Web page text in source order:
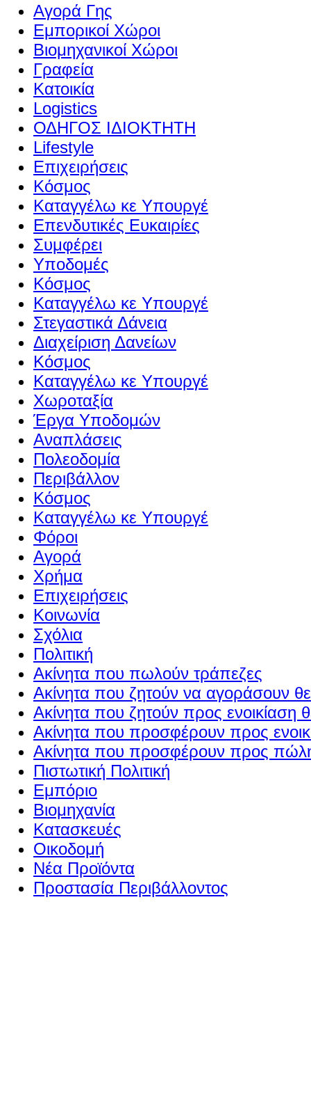
Αγορά Γης
Εμπορικοί Χώροι
Βιομηχανικοί Χώροι
Γραφεία
Κατοικία
Logistics
ΟΔΗΓΟΣ ΙΔΙΟΚΤΗΤΗ
Lifestyle
Επιχειρήσεις
Κόσμος
Καταγγέλω κε Υπουργέ
Επενδυτικές Ευκαιρίες
Συμφέρει
Υποδομές
Κόσμος
Καταγγέλω κε Υπουργέ
Στεγαστικά Δάνεια
Διαχείριση Δανείων
Κόσμος
Καταγγέλω κε Υπουργέ
Χωροταξία
Έργα Υποδομών
Αναπλάσεις
Πολεοδομία
Περιβάλλον
Κόσμος
Καταγγέλω κε Υπουργέ
Φόροι
Αγορά
Χρήμα
Επιχειρήσεις
Κοινωνία
Σχόλια
Πολιτική
Ακίνητα που πωλούν τράπεζες
Ακίνητα που ζητούν να αγοράσουν
Ακίνητα που ζητούν προς ενοικίαση
Ακίνητα που προσφέρουν προς
Ακίνητα που προσφέρουν προς
Πιστωτική Πολιτική
Εμπόριο
Βιομηχανία
Κατασκευές
Οικοδομή
Νέα Προϊόντα
Προστασία Περιβάλλοντος